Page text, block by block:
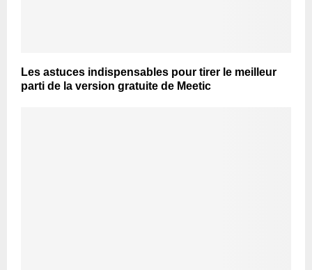
Les astuces indispensables pour tirer le meilleur
parti de la version gratuite de Meetic